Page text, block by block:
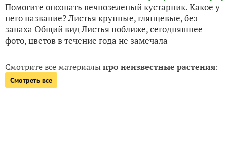
Помогите опознать вечнозеленый кустарник. Какое у
него название? Листья крупные, глянцевые, без
запаха Общий вид Листья поближе, сегодняшнее
фото, цветов в течение года не замечала
Смотрите все материалыпро неизвестные растения:
Смотреть все